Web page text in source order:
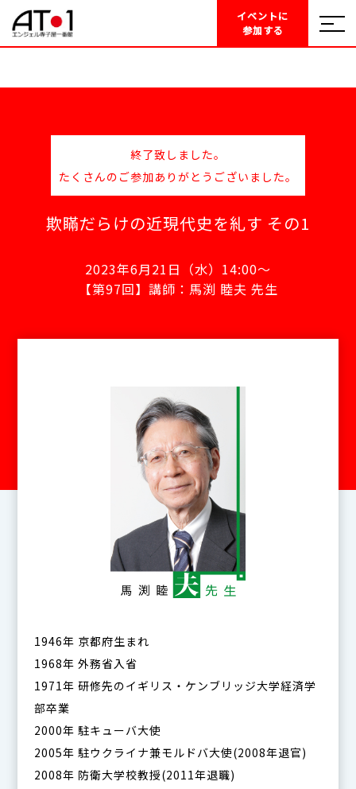
イベントに
参加する
終了致しました。
たくさんのご参加ありがとうございました。
欺瞞だらけの近現代史を糺す その1
2023年6月21日（水）14:00～
【第97回】講師：馬渕 睦夫 先生
1946年 京都府生まれ
1968年 外務省入省
1971年 研修先のイギリス・ケンブリッジ大学経済学
部卒業
2000年 駐キューバ大使
2005年 駐ウクライナ兼モルドバ大使(2008年退官)
2008年 防衛大学校教授(2011年退職)